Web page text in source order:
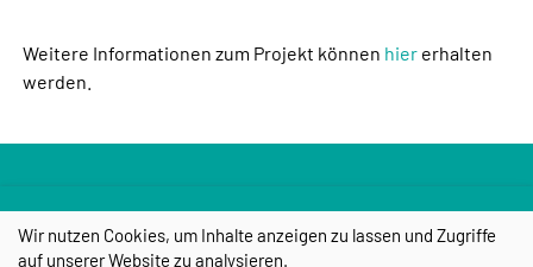
Weitere Informationen zum Projekt können hier erhalten
werden.
Wir nutzen Cookies, um Inhalte anzeigen zu lassen und Zugriffe
auf unserer Website zu analysieren.